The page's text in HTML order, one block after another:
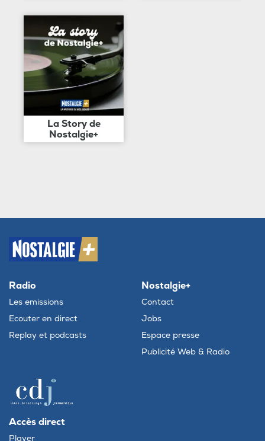
La Story de
Nostalgie+
Radio
Les emissions
Ecouter en direct
Replay et podcasts
Nostalgie+
Contact
Jobs
Espace presse
Publicité Web & Radio
Accès direct
Player